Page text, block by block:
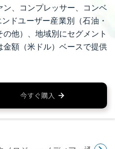
、コンプレッサー、コンベ
ドユーザー産業別（石油・
他）、地域別にセグメント
額（米ドル）ベースで提供